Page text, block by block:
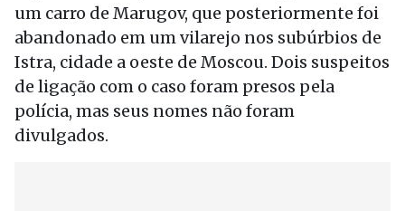
um carro de Marugov, que posteriormente foi
abandonado em um vilarejo nos subúrbios de
Istra, cidade a oeste de Moscou. Dois suspeitos
de ligação com o caso foram presos pela
polícia, mas seus nomes não foram
divulgados.